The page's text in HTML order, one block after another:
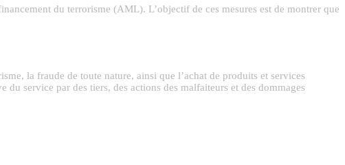
du terrorisme (AML). L’objectif de ces mesures est de montrer que
la fraude de toute nature, ainsi que l’achat de produits et services
service par des tiers, des actions des malfaiteurs et des dommages